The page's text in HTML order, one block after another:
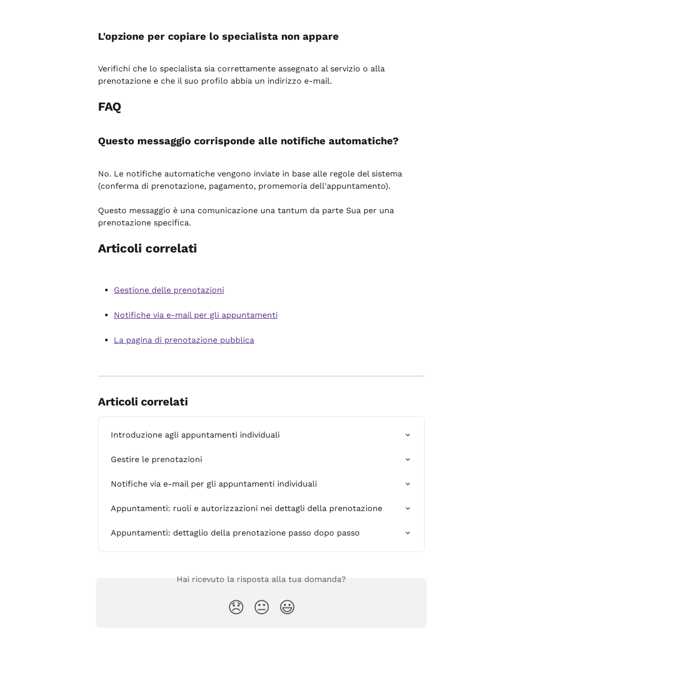
L'opzione per copiare lo specialista non appare
Verifichi che lo specialista sia correttamente assegnato al servizio o alla
prenotazione e che il suo profilo abbia un indirizzo e-mail.
FAQ
Questo messaggio corrisponde alle notifiche automatiche?
No. Le notifiche automatiche vengono inviate in base alle regole del sistema
(conferma di prenotazione, pagamento, promemoria dell'appuntamento).
Questo messaggio è una comunicazione una tantum da parte Sua per una
prenotazione specifica.
Articoli correlati
Gestione delle prenotazioni
Notifiche via e-mail per gli appuntamenti
La pagina di prenotazione pubblica
Articoli correlati
Introduzione agli appuntamenti individuali
Gestire le prenotazioni
Notifiche via e-mail per gli appuntamenti individuali
Appuntamenti: ruoli e autorizzazioni nei dettagli della prenotazione
Appuntamenti: dettaglio della prenotazione passo dopo passo
Hai ricevuto la risposta alla tua domanda?
😞 😐 😃